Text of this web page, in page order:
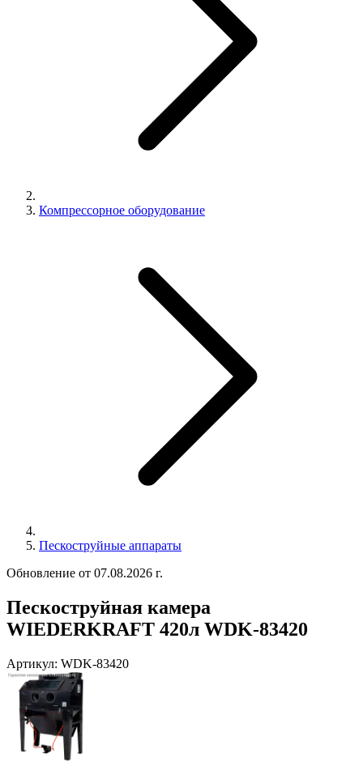
Компрессорное оборудование
Пескоструйные аппараты
Обновление от 07.08.2026 г.
Пескоструйная камера
WIEDERKRAFT 420л WDK-83420
Артикул: WDK-83420